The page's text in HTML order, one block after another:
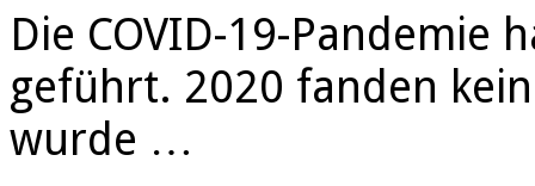
Die COVID-19-Pandemie
geführt. 2020 fanden
wurde …